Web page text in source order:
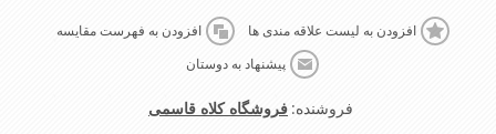
افزودن به لیست علاقه مندی ها افزودن به فهرست مقایسه
پیشنهاد به دوستان
فروشنده: فروشگاه کلاه قاسمی